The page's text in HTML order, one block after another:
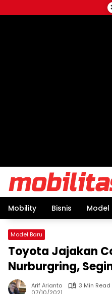
to
Mobility Bisnis Model
Model Baru
Toyota Jajakan
Nurburgring,
Arif Arianto
3 Min Read
07/10/2021